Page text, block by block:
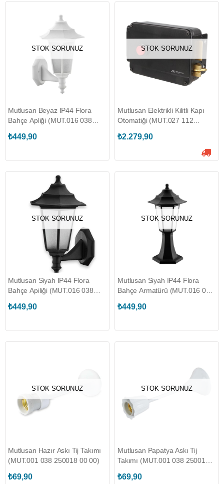
STOK SORUNUZ
Mutlusan Beyaz IP44 Flora
Bahçe Apliği (MUT.016 038
₺449,90
STOK SORUNUZ
Mutlusan Elektrikli Kilitli Kapı
Otomatiği (MUT.027 112
₺2.279,90
STOK SORUNUZ
Mutlusan Siyah IP44 Flora
Bahçe Apiliği (MUT.016 038
₺449,90
STOK SORUNUZ
Mutlusan Siyah IP44 Flora
Bahçe Armatürü (MUT.016 038
₺449,90
STOK SORUNUZ
Mutlusan Hazır Askı Tij Takımı
(MUT.001 038 250018 00 00)
₺69,90
STOK SORUNUZ
Mutlusan Papatya Askı Tij
Takımı (MUT.001 038 250016
₺69,90